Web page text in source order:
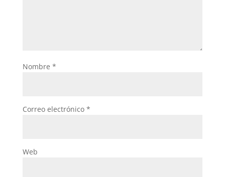
Nombre *
Correo electrónico *
Web